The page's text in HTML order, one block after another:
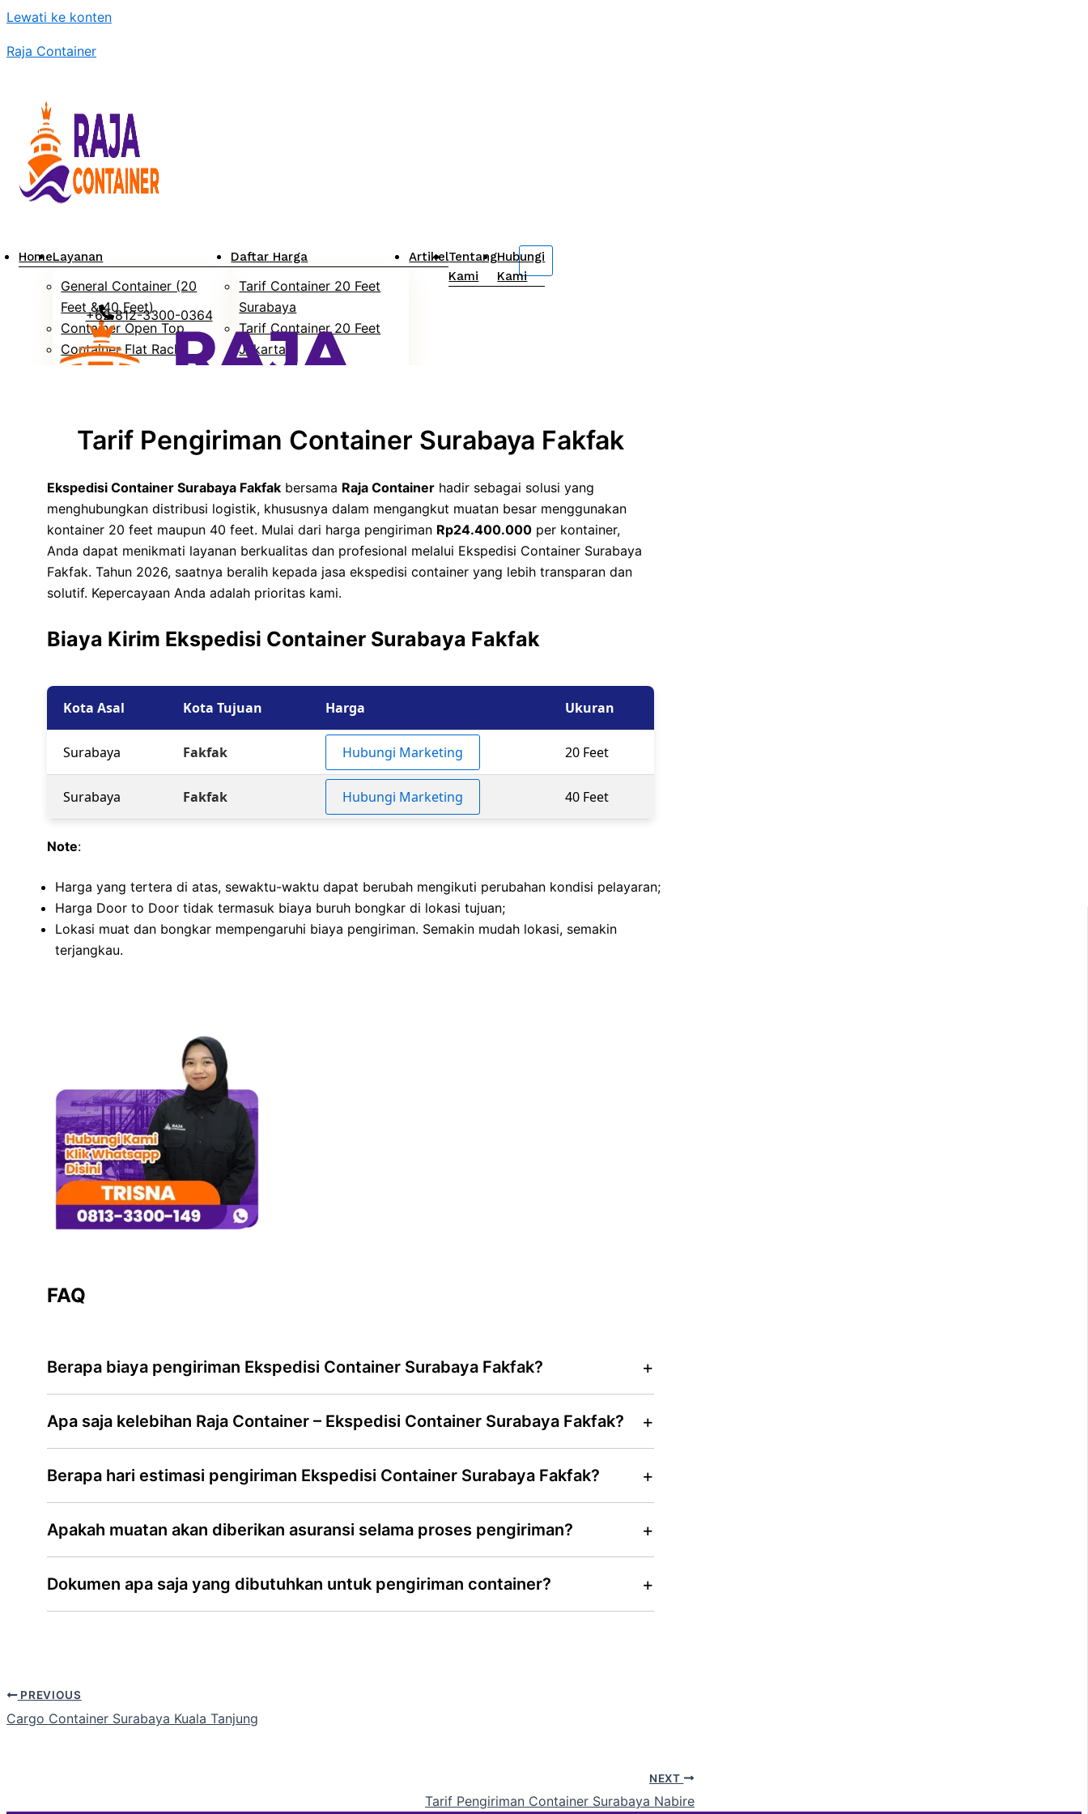
Lewati ke konten
Raja Container
HomeLayanan
General Container (20
Feet & 40 Feet)
Container Open Top
Container Flat Rack
Daftar Harga
Tarif Container 20 Feet
Surabaya
Tarif Container 20 Feet
Jakarta
Tarif Container 40 Feet
Jakarta
ArtikelTentang
Kami
Hubungi
Kami
+62 812-3300-0364
Tarif Pengiriman Container Surabaya Fakfak
Ekspedisi Container Surabaya Fakfak bersama Raja Container hadir sebagai solusi yang
menghubungkan distribusi logistik, khususnya dalam mengangkut muatan besar menggunakan
kontainer 20 feet maupun 40 feet. Mulai dari harga pengiriman Rp24.400.000 per kontainer,
Anda dapat menikmati layanan berkualitas dan profesional melalui Ekspedisi Container Surabaya
Fakfak. Tahun 2026, saatnya beralih kepada jasa ekspedisi container yang lebih transparan dan
solutif. Kepercayaan Anda adalah prioritas kami.
Biaya Kirim Ekspedisi Container Surabaya Fakfak
Kota Asal Kota Tujuan Harga Ukuran
Surabaya Fakfak Hubungi Marketing 20 Feet
Surabaya Fakfak Hubungi Marketing 40 Feet
Note:
Harga yang tertera di atas, sewaktu-waktu dapat berubah mengikuti perubahan kondisi pelayaran;
Harga Door to Door tidak termasuk biaya buruh bongkar di lokasi tujuan;
Lokasi muat dan bongkar mempengaruhi biaya pengiriman. Semakin mudah lokasi, semakin
terjangkau.
FAQ
Berapa biaya pengiriman Ekspedisi Container Surabaya Fakfak?
Apa saja kelebihan Raja Container – Ekspedisi Container Surabaya Fakfak?
Berapa hari estimasi pengiriman Ekspedisi Container Surabaya Fakfak?
Apakah muatan akan diberikan asuransi selama proses pengiriman?
Dokumen apa saja yang dibutuhkan untuk pengiriman container?
PREVIOUS
Cargo Container Surabaya Kuala Tanjung
NEXT
Tarif Pengiriman Container Surabaya Nabire